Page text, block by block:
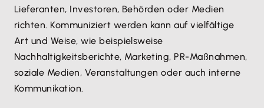
Lieferanten, Investoren, Behörden oder Medien
richten. Kommuniziert werden kann auf vielfältige
Art und Weise, wie beispielsweise
Nachhaltigkeitsberichte, Marketing, PR-Maßnahmen,
soziale Medien, Veranstaltungen oder auch interne
Kommunikation.